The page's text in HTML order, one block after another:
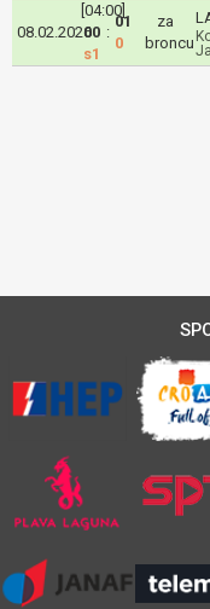
08.02.2026
[04:00]
00
s1
:
01
0
za
broncu